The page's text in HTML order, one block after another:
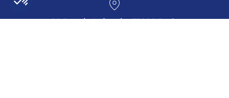
38 Rue de Laborde, 75008 Paris